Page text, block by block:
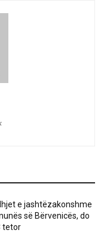
e jashtëzakonshme
së Bërvenicës, do
tetor